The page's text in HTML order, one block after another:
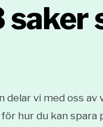
vi med oss
hur du kan